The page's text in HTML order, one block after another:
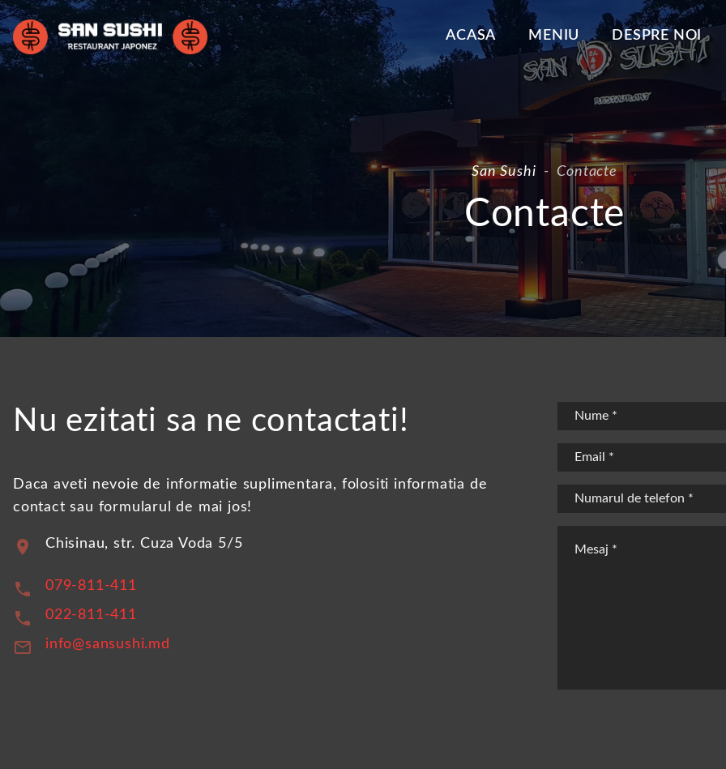
ACASA MENIU DESPRE NOI
San Sushi - Contacte
Contacte
Nu ezitati sa ne contactati!
Daca aveti nevoie de informatie suplimentara, folositi informatia de
contact sau formularul de mai jos!
location_on Chisinau, str. Cuza Voda 5/5
phone 079-811-411
phone 022-811-411
mail_outline info@sansushi.md